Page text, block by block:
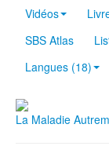
Vidéos
SBS Atlas
Langues (18)
La Maladie